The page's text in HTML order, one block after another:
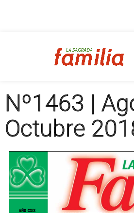
Nº1463 |
Octubre